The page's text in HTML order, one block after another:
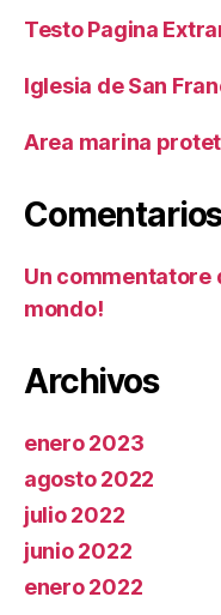
Testo Pagina
Iglesia de San
Area marina
Un commentatore
mondo!
Archivos
enero 2023
agosto 2022
julio 2022
junio 2022
enero 2022